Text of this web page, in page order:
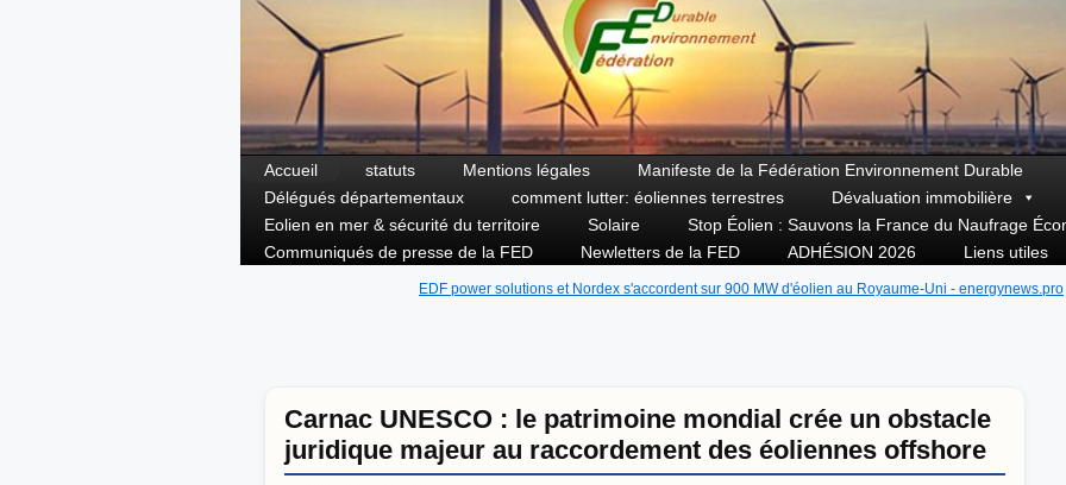
Aller
au
contenu
Accueil statuts Mentions légales Manifeste de la Fédération Environnement Durable
Délégués départementaux
comment lutter: éoliennes terrestres
Dévaluation immobilière
Eolien en mer & sécurité du territoire
Solaire
Stop Éolien : Sauvons la France du Naufrage
Communiqués de presse de la FED
Newletters de la FED ADHÉSION 2026 Liens utiles
EDF power solutions et Nordex s'accordent sur 900 MW d'éolien au Royaume-Uni - energynews.pro
Carnac UNESCO : le patrimoine mondial crée un obstacle
juridique majeur au raccordement des éoliennes offshore